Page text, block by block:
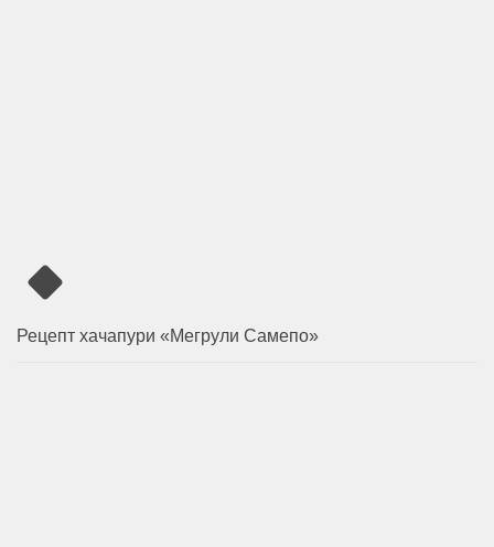
Рецепт хачапури «Мегрули Самепо»